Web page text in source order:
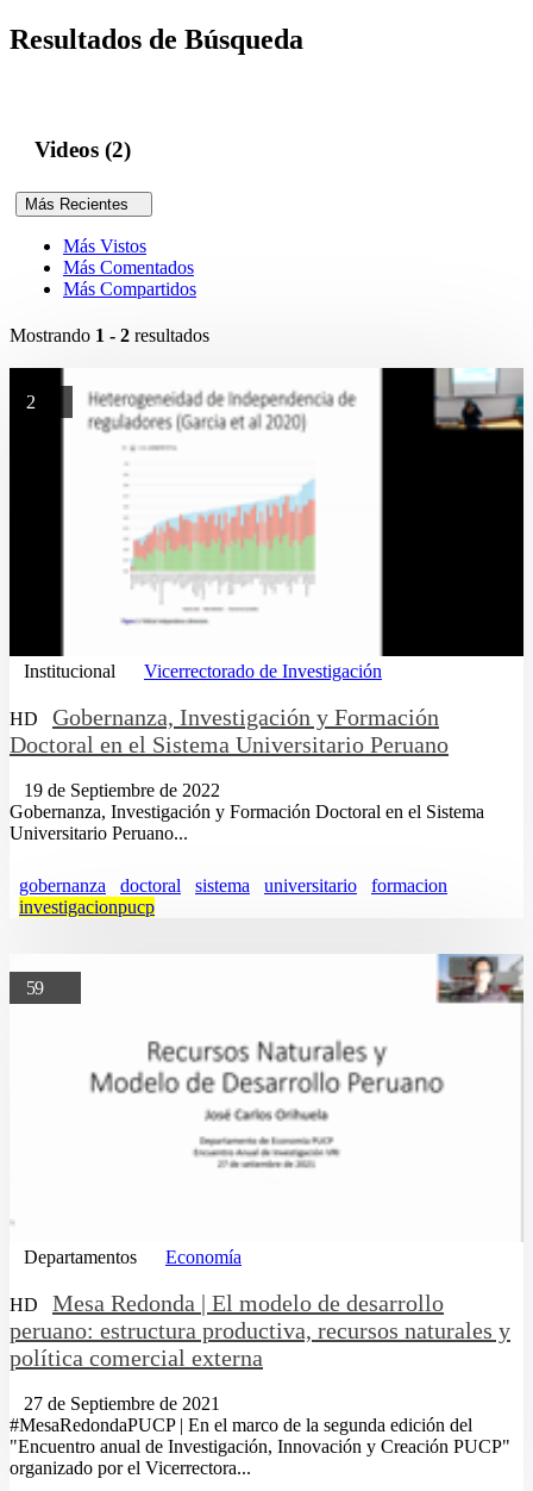
Resultados de Búsqueda
Videos (2)
Más Recientes
Más Vistos
Más Comentados
Más Compartidos
Mostrando 1 - 2 resultados
2
Institucional Vicerrectorado de Investigación
HD
Gobernanza, Investigación y Formación
Doctoral en el Sistema Universitario Peruano
19 de Septiembre de 2022
Gobernanza, Investigación y Formación Doctoral en el Sistema
Universitario Peruano...
gobernanza doctoral sistema universitario
formacion
investigacionpucp
59
Departamentos Economía
HD
Mesa Redonda | El modelo de desarrollo
peruano: estructura productiva, recursos naturales y
política comercial externa
27 de Septiembre de 2021
#MesaRedondaPUCP | En el marco de la segunda edición del
"Encuentro anual de Investigación, Innovación y Creación PUCP"
organizado por el Vicerrectora...